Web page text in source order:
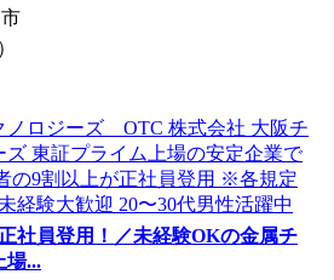
社員登用！／未経験OKの金属チ
場...